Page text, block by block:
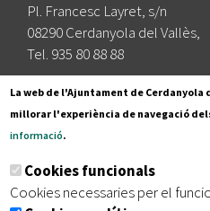
Pl. Francesc Layret, s/n
08290 Cerdanyola del Vallès,
Tel. 935 80 88 88
Segueix-nos a:
Subscriu-te al nostre
La web de l'Ajuntament de
millorar l'experiència de navegació
informació.
Cookies funcionals
Cookies necessaries per el